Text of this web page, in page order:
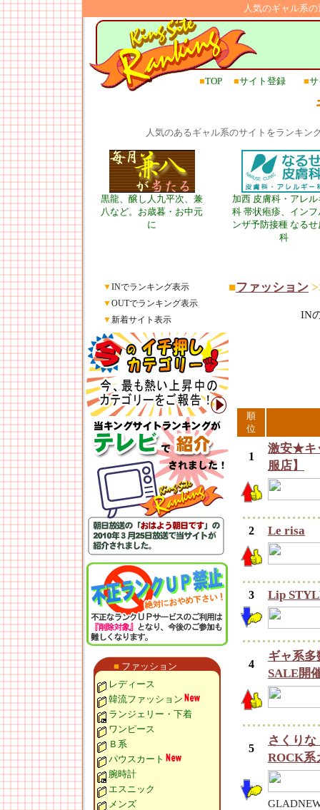
人気のギャル系
■TOP ■サイト登録 ■
人気のあるギャル系のサイトをランキン
黒龍、醸し人九平次、兼
八など。お歳暮・お中元
に
加西 皮膚科・アレル
科 帯状疱疹、インフ
ンザ予防接種 なるせ
科
▼INでランキング表示
▼OUTでランキング表示
▼新着サイト表示
■ ファッション
レディース
韓流ファッション
ランジェリー・下着
ワンピース
Ｂ系
パウスカート
腕時計
エスニック
メンズ
■ファッション
IN
順
位
1
激安★キ
服店】
2 Le risa
3 Lip
4
ギャ系
SALE開
5
さくり
ROCK系